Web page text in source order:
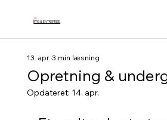
TB
BYG & ENTREPRISE
Opretning &
13. apr.3 min læsning
Opdateret: 14. apr.